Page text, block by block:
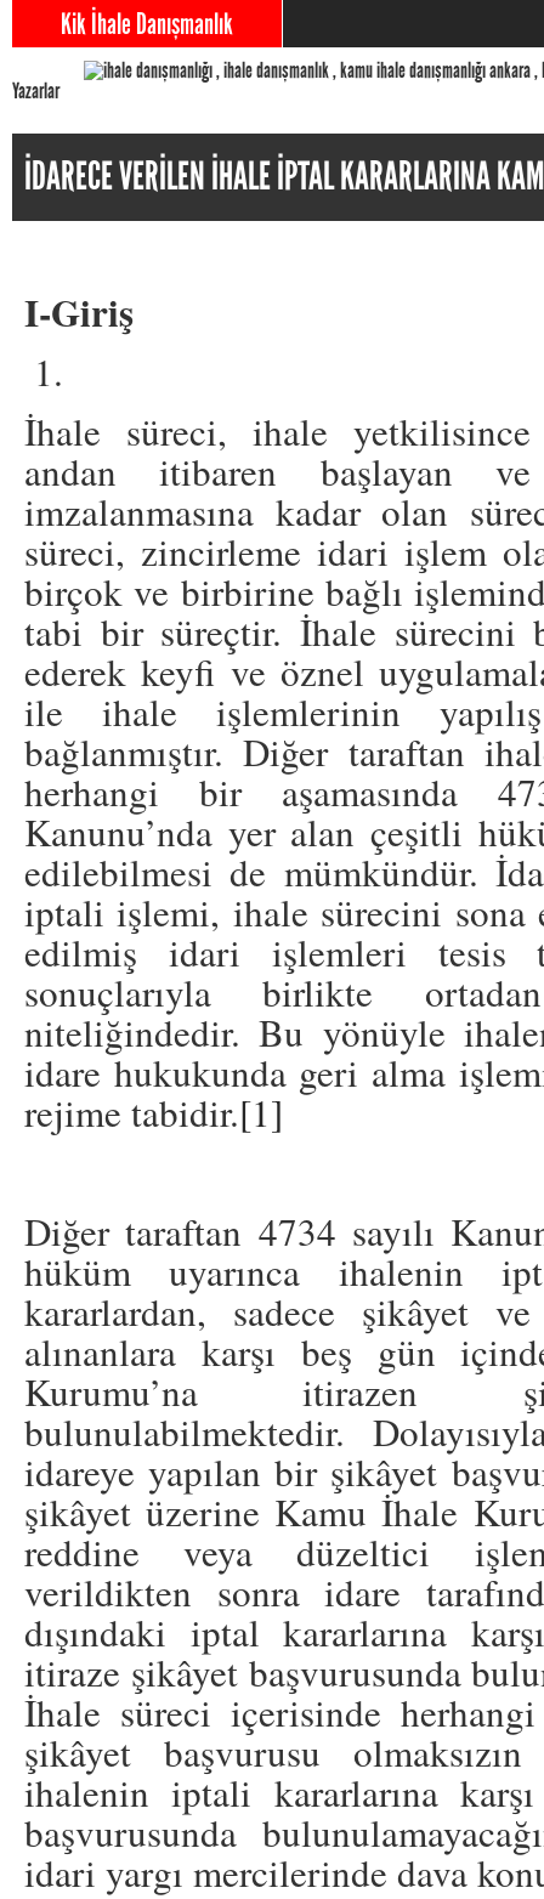
Kik İhale Danışmanlık
Yazarlar
İDARECE VERİLEN İHALE İPTAL KARARLARINA
I-Giriş
İhale süreci, ihale
andan itibaren başlayan ve
imzalanmasına kadar olan
süreci, zincirleme idari işlem
birçok ve birbirine bağlı
tabi bir süreçtir. İhale sürecini
ederek keyfi ve öznel
ile ihale işlemlerinin
bağlanmıştır. Diğer taraftan
herhangi bir aşamasında
Kanunu’nda yer alan çeşitli
edilebilmesi de mümkündür.
iptali işlemi, ihale sürecini sona
edilmiş idari işlemleri tesis
sonuçlarıyla birlikte
niteliğindedir. Bu yönüyle
idare hukukunda geri alma
rejime tabidir.[1]
Diğer taraftan 4734 sayılı
hüküm uyarınca ihalenin
kararlardan, sadece şikâyet
alınanlara karşı beş gün
Kurumu’na itirazen
bulunulabilmektedir.
idareye yapılan bir şikâyet
şikâyet üzerine Kamu İhale
reddine veya düzeltici
verildikten sonra idare
dışındaki iptal kararlarına
itiraze şikâyet başvurusunda
İhale süreci içerisinde
şikâyet başvurusu
ihalenin iptali kararlarına
başvurusunda
idari yargı mercilerinde dava